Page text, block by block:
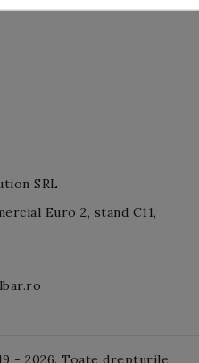
SRL
Euro 2, stand C11,
- 2026. Toate drepturile